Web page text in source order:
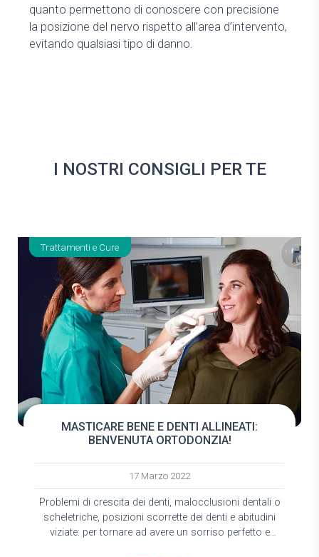
quanto permettono di conoscere con precisione
la posizione del nervo rispetto all’area d’intervento,
evitando qualsiasi tipo di danno.
I NOSTRI CONSIGLI PER TE
Trattamenti e Cure
MASTICARE BENE E DENTI ALLINEATI:
BENVENUTA ORTODONZIA!
17 Marzo 2022
Problemi di crescita dei denti, malocclusioni dentali o
scheletriche, posizioni scorrette dei denti e abitudini
viziate: per tornare ad avere un sorriso perfetto e